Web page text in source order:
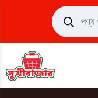
Products
search